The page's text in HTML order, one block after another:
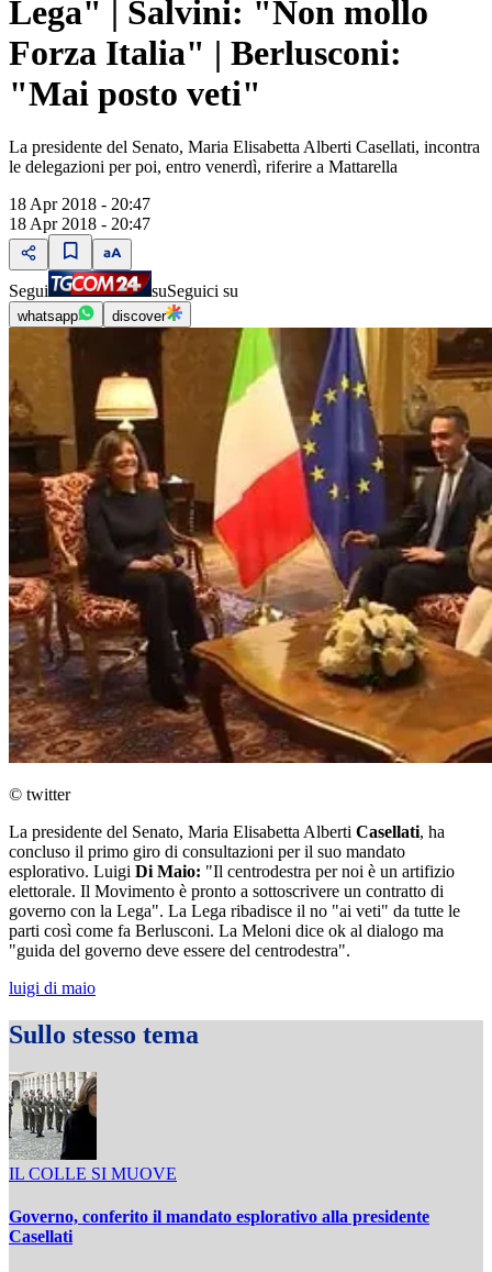
Lega" | Salvini: "Non mollo
Forza Italia" | Berlusconi:
"Mai posto veti"
La presidente del Senato, Maria Elisabetta Alberti Casellati, incontra
le delegazioni per poi, entro venerdì, riferire a Mattarella
18 Apr 2018 - 20:47
18 Apr 2018 - 20:47
Segui suSeguici su
whatsapp discover
© twitter
La presidente del Senato, Maria Elisabetta Alberti Casellati, ha
concluso il primo giro di consultazioni per il suo mandato
esplorativo. Luigi Di Maio: "Il centrodestra per noi è un artifizio
elettorale. Il Movimento è pronto a sottoscrivere un contratto di
governo con la Lega". La Lega ribadisce il no "ai veti" da tutte le
parti così come fa Berlusconi. La Meloni dice ok al dialogo ma
"guida del governo deve essere del centrodestra".
luigi di maio
Sullo stesso tema
IL COLLE SI MUOVE
Governo, conferito il mandato esplorativo alla presidente
Casellati